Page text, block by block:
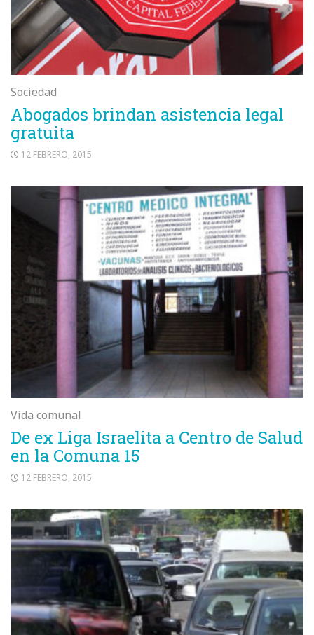
Sociedad
Abogados brindan asistencia legal
gratuita
12 FEBRERO, 2015
Vida comunal
De ex Liga Israelita a Centro de Salud
en la Comuna 15
12 FEBRERO, 2015